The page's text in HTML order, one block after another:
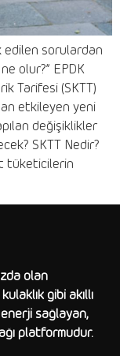
edilen sorulardan
olur?” EPDK
Tarifesi (SKTT)
etkileyen yeni
değişiklikler
SKTT Nedir?
tüketicilerin
olan
gibi akıllı
sağlayan,
platformudur.